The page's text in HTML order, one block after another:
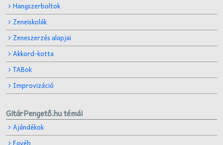
Hangszerboltok
Zeneiskolák
Zeneszerzés alapjai
Akkord-kotta
TABok
Improvizáció
GitárPengető.hu témái
Ajándékok